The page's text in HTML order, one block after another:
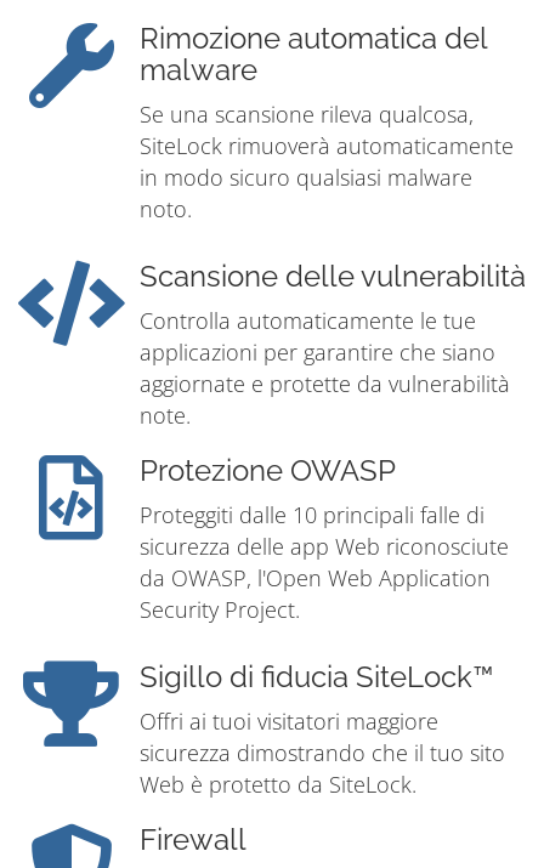
Rimozione automatica del
malware
Se una scansione rileva qualcosa,
SiteLock rimuoverà automaticamente
in modo sicuro qualsiasi malware
noto.
Scansione delle vulnerabilità
Controlla automaticamente le tue
applicazioni per garantire che siano
aggiornate e protette da vulnerabilità
note.
Protezione OWASP
Proteggiti dalle 10 principali falle di
sicurezza delle app Web riconosciute
da OWASP, l'Open Web Application
Security Project.
Sigillo di fiducia SiteLock™
Offri ai tuoi visitatori maggiore
sicurezza dimostrando che il tuo sito
Web è protetto da SiteLock.
Firewall